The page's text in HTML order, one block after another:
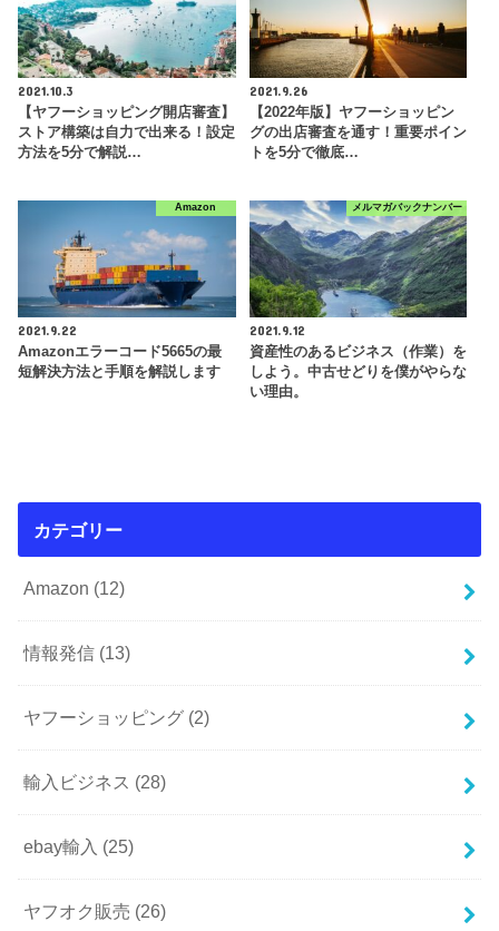
2021.10.3
【ヤフーショッピング開店審査】
ストア構築は自力で出来る！設定
方法を5分で解説…
2021.9.26
【2022年版】ヤフーショッピン
グの出店審査を通す！重要ポイン
トを5分で徹底…
Amazon
2021.9.22
Amazonエラーコード5665の最
短解決方法と手順を解説します
メルマガバックナンバー
2021.9.12
資産性のあるビジネス（作業）を
しよう。中古せどりを僕がやらな
い理由。
カテゴリー
Amazon (12)
情報発信 (13)
ヤフーショッピング (2)
輸入ビジネス (28)
ebay輸入 (25)
ヤフオク販売 (26)